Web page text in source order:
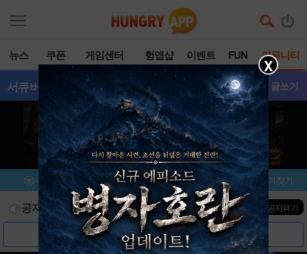
뉴스 쿠폰 게임센터 헝앱샵 이벤트 FUN 커뮤니티
서큐버스키우기 - 갤러리 글쓰기
메뉴 이벤트/미션 설치/평가 즐겨찾기
공지사항 진행중인 이벤트0건 ▼ 공지펴기
X